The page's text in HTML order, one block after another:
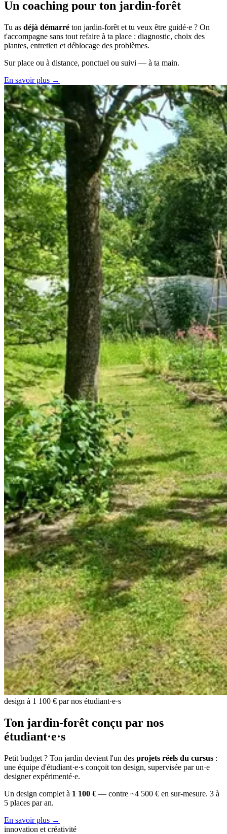
Un coaching pour ton jardin-forêt
Tu as déjà démarré ton jardin-forêt et tu veux être guidé·e ? On
t'accompagne sans tout refaire à ta place : diagnostic, choix des
plantes, entretien et déblocage des problèmes.
Sur place ou à distance, ponctuel ou suivi — à ta main.
En savoir plus →
design à 1 100 € par nos étudiant·e·s
Ton jardin-forêt conçu par nos
étudiant·e·s
Petit budget ? Ton jardin devient l'un des projets réels du cursus :
une équipe d'étudiant·e·s conçoit ton design, supervisée par un·e
designer expérimenté·e.
Un design complet à 1 100 € — contre ~4 500 € en sur-mesure. 3 à
5 places par an.
En savoir plus →
innovation et créativité